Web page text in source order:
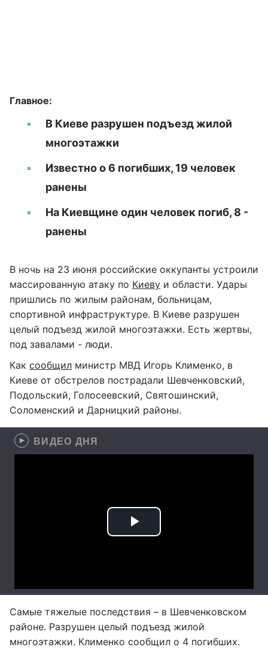
Главное:
В Киеве разрушен подъезд жилой
многоэтажки
Известно о 6 погибших, 19 человек
ранены
На Киевщине один человек погиб, 8 -
ранены
В ночь на 23 июня российские оккупанты устроили
массированную атаку по Киеву и области. Удары
пришлись по жилым районам, больницам,
спортивной инфраструктуре. В Киеве разрушен
целый подъезд жилой многоэтажки. Есть жертвы,
под завалами - люди.
Как сообщил министр МВД Игорь Клименко, в
Киеве от обстрелов пострадали Шевченковский,
Подольский, Голосеевский, Святошинский,
Соломенский и Дарницкий районы.
ВИДЕО ДНЯ
Самые тяжелые последствия – в Шевченковском
районе. Разрушен целый подъезд жилой
многоэтажки. Клименко сообщил о 4 погибших.